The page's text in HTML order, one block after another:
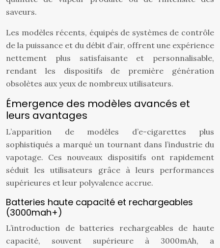
saveurs.
Les modèles récents, équipés de systèmes de contrôle
de la puissance et du débit d’air, offrent une expérience
nettement plus satisfaisante et personnalisable,
rendant les dispositifs de première génération
obsolètes aux yeux de nombreux utilisateurs.
Émergence des modèles avancés et
leurs avantages
L’apparition de modèles d’e-cigarettes plus
sophistiqués a marqué un tournant dans l’industrie du
vapotage. Ces nouveaux dispositifs ont rapidement
séduit les utilisateurs grâce à leurs performances
supérieures et leur polyvalence accrue.
Batteries haute capacité et rechargeables
(3000mah+)
L’introduction de batteries rechargeables de haute
capacité, souvent supérieure à 3000mAh, a